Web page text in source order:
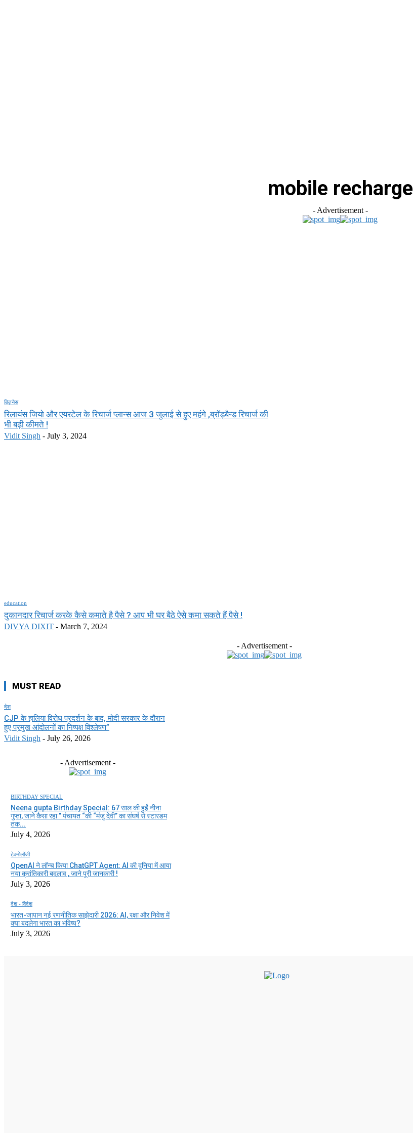
mobile recharge
- Advertisement -
बिज़नेस
रिलायंस जियो और एयरटेल के रिचार्ज प्लान्स आज 3 जुलाई से हुए महंगे ,ब्रॉड्बैन्ड रिचार्ज की
भी बढ़ी कीमते !
Vidit Singh - July 3, 2024
education
दुकानदार रिचार्ज करके कैसे कमाते है पैसे ? आप भी घर बैठे ऐसे कमा सकते हैं पैसे !
DIVYA DIXIT - March 7, 2024
- Advertisement -
MUST READ
देश
CJP के हालिया विरोध प्रदर्शन के बाद, मोदी सरकार के दौरान
हुए प्रमुख आंदोलनों का निष्पक्ष विश्लेषण”
Vidit Singh - July 26, 2026
- Advertisement -
BIRTHDAY SPECIAL
Neena gupta Birthday Special: 67 साल की हुईं नीना
गुप्ता, जाने कैसा रहा ” पंचायत “की “मंजु देवी” का संघर्ष से स्टारडम
तक...
July 4, 2026
टेक्नोलॉजी
OpenAI ने लॉन्च किया ChatGPT Agent: AI की दुनिया में आया
नया क्रांतिकारी बदलाव , जाने पूरी जानकारी !
July 3, 2026
देश - विदेश
भारत-जापान नई रणनीतिक साझेदारी 2026: AI, रक्षा और निवेश में
क्या बदलेगा भारत का भविष्य?
July 3, 2026